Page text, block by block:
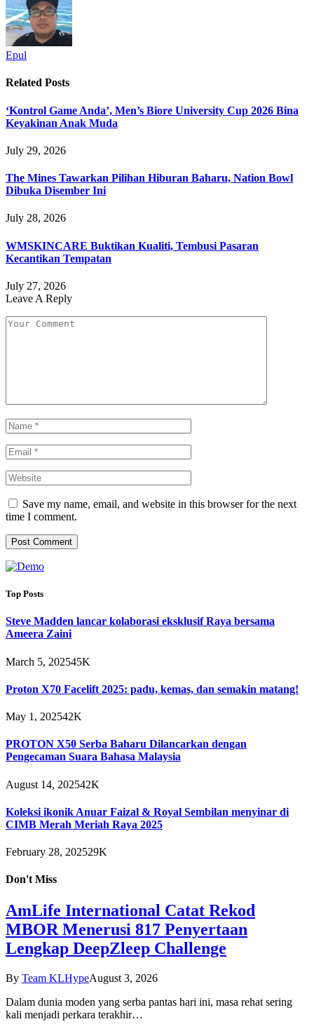
Epul
Related Posts
‘Kontrol Game Anda’, Men’s Biore University Cup 2026 Bina
Keyakinan Anak Muda
July 29, 2026
The Mines Tawarkan Pilihan Hiburan Baharu, Nation Bowl
Dibuka Disember Ini
July 28, 2026
WMSKINCARE Buktikan Kualiti, Tembusi Pasaran
Kecantikan Tempatan
July 27, 2026
Leave A Reply
Save my name, email, and website in this browser for the next
time I comment.
Top Posts
Steve Madden lancar kolaborasi eksklusif Raya bersama
Ameera Zaini
March 5, 202545K
Proton X70 Facelift 2025: padu, kemas, dan semakin matang!
May 1, 202542K
PROTON X50 Serba Baharu Dilancarkan dengan
Pengecaman Suara Bahasa Malaysia
August 14, 202542K
Koleksi ikonik Anuar Faizal & Royal Sembilan menyinar di
CIMB Merah Meriah Raya 2025
February 28, 202529K
Don't Miss
AmLife International Catat Rekod
MBOR Menerusi 817 Penyertaan
Lengkap DeepZleep Challenge
By Team KLHypeAugust 3, 2026
Dalam dunia moden yang serba pantas hari ini, masa rehat sering
kali menjadi perkara terakhir…